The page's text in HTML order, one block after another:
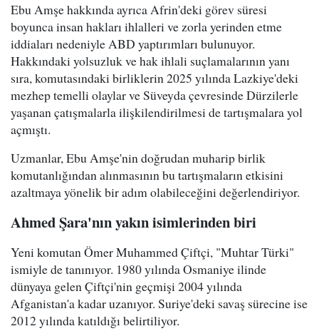
Ebu Amşe hakkında ayrıca Afrin'deki görev süresi
boyunca insan hakları ihlalleri ve zorla yerinden etme
iddiaları nedeniyle ABD yaptırımları bulunuyor.
Hakkındaki yolsuzluk ve hak ihlali suçlamalarının yanı
sıra, komutasındaki birliklerin 2025 yılında Lazkiye'deki
mezhep temelli olaylar ve Süveyda çevresinde Dürzilerle
yaşanan çatışmalarla ilişkilendirilmesi de tartışmalara yol
açmıştı.
Uzmanlar, Ebu Amşe'nin doğrudan muharip birlik
komutanlığından alınmasının bu tartışmaların etkisini
azaltmaya yönelik bir adım olabileceğini değerlendiriyor.
Ahmed Şara'nın yakın isimlerinden biri
Yeni komutan Ömer Muhammed Çiftçi, "Muhtar Türki"
ismiyle de tanınıyor. 1980 yılında Osmaniye ilinde
dünyaya gelen Çiftçi'nin geçmişi 2004 yılında
Afganistan'a kadar uzanıyor. Suriye'deki savaş sürecine ise
2012 yılında katıldığı belirtiliyor.